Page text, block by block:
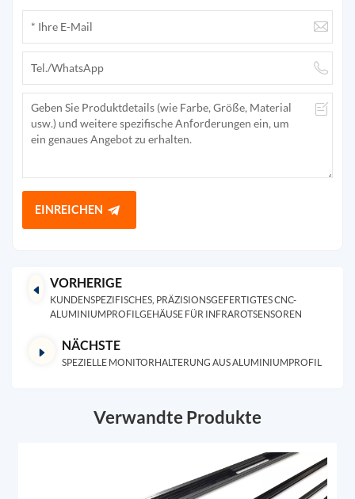
EINREICHEN
VORHERIGE
KUNDENSPEZIFISCHES, PRÄZISIONSGEFERTIGTES CNC-
ALUMINIUMPROFILGEHÄUSE FÜR INFRAROTSENSOREN
NÄCHSTE
SPEZIELLE MONITORHALTERUNG AUS ALUMINIUMPROFIL
Verwandte Produkte